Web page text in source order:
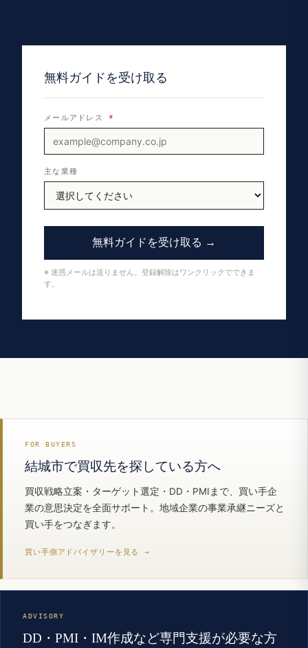
無料ガイドを受け取る
メールアドレス *
主な業種
無料ガイドを受け取る →
※ 迷惑メールは送りません。登録解除はワンクリックでできま
す。
FOR BUYERS
結城市で買収先を探している方へ
買収戦略立案・ターゲット選定・DD・PMIまで、買い手企
業の意思決定を全面サポート。地域企業の事業承継ニーズと
買い手をつなぎます。
買い手側アドバイザリーを見る →
ADVISORY
DD・PMI・IM作成など専門支援が必要な方